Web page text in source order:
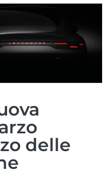
delle